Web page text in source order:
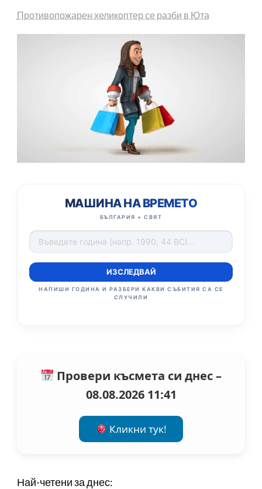
Противопожарен хеликоптер се разби в Юта
МАШИНА НА ВРЕМЕТО
БЪЛГАРИЯ + СВЯТ
ИЗСЛЕДВАЙ
НАПИШИ ГОДИНА И РАЗБЕРИ КАКВИ СЪБИТИЯ СА СЕ
СЛУЧИЛИ
Провери късмета си днес –
08.08.2026 11:41
Кликни тук!
Най-четени за днес: